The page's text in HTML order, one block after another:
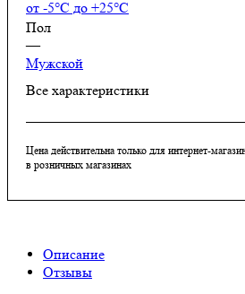
от -5°С до +25°С
Пол
—
Мужской
Все характеристики
Цена действительна только для интернет-
в розничных магазинах
Описание
Отзывы